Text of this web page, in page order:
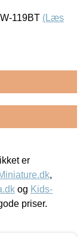
119BT (Læs
er
,
og Kids-
priser.